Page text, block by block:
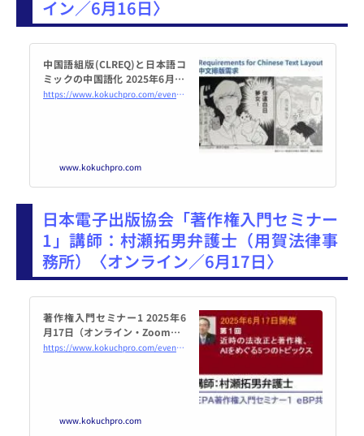
に、そのあり方や意義について、
改めて来場者と一緒に考えます。
イン／6月16日〉
中国語組版(CLREQ)と日本語コ
ミックの中国語化 2025年6月16
日（オンライン・Zoom） - こ
https://www.kokuchpro.com/event/20250616/
www.kokuchpro.com
日本電子出版協会「著作権入門セミナー
1」講師：村瀬拓男弁護士（用賀法律事
務所）〈オンライン／6月17日〉
著作権入門セミナー1 2025年6
月17日（オンライン・Zoom） -
こくちーずプロ
https://www.kokuchpro.com/event/20250617/
www.kokuchpro.com